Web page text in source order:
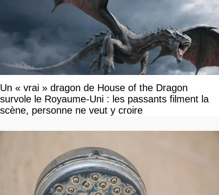
Un « vrai » dragon de House of the Dragon
survole le Royaume-Uni : les passants filment la
scène, personne ne veut y croire